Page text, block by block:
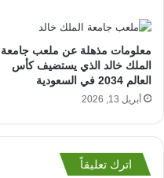
معلومات مذهلة عن ملعب جامعة
الملك خالد الذي يستضيف كأس
العالم 2034 في السعودية
أبريل 13, 2026
اترك تعليقاً